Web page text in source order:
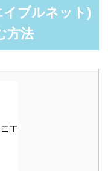
イブルネット)
方法